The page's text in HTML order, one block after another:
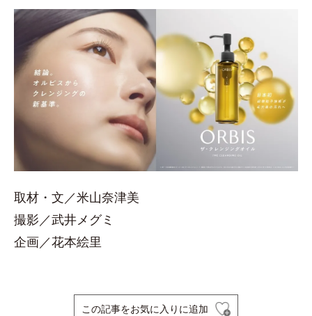
取材・文／米山奈津美
撮影／武井メグミ
企画／花本絵里
この記事をお気に入りに追加